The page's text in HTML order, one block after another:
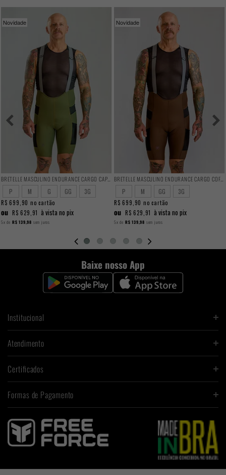
Novidade
P M G GG 3G
R$ 699,90 no cartão
ou R$ 629,91 à vista no pix
5x de R$ 139,98 sem juros
Novidade
P M GG 3G
R$ 699,90 no cartão
ou R$ 629,91 à vista no pix
5x de R$ 139,98 sem juros
Baixe nosso App
Institucional
Atendimento
Certificados
Formas de Pagamento